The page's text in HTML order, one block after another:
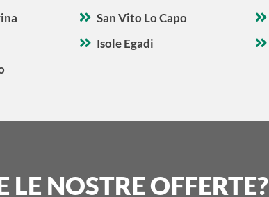
San Vito Lo Capo
Isole Egadi
NOSTRE OFFERTE?